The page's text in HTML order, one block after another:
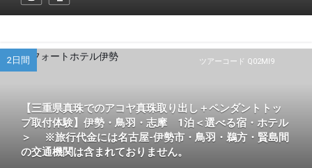
ツアーコード Q02MI9
2日間
【三重県真珠でのアコヤ真珠取り出し＋ペンダントトッ
プ取付体験】伊勢・鳥羽・志摩 1泊＜選べる宿・ホテル
＞ ※旅行代金には名古屋-伊勢市・鳥羽・鵜方・賢島間
の交通機関は含まれておりません。